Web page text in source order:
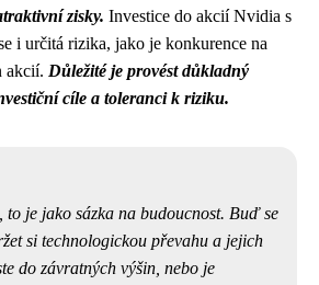
zisky. Investice do akcií Nvidia s
i určitá rizika, jako je konkurence na
akcií. Důležité je provést důkladný
cíle a toleranci k riziku.
to je jako sázka na budoucnost. Buď se
si technologickou převahu a jejich
do závratných výšin, nebo je